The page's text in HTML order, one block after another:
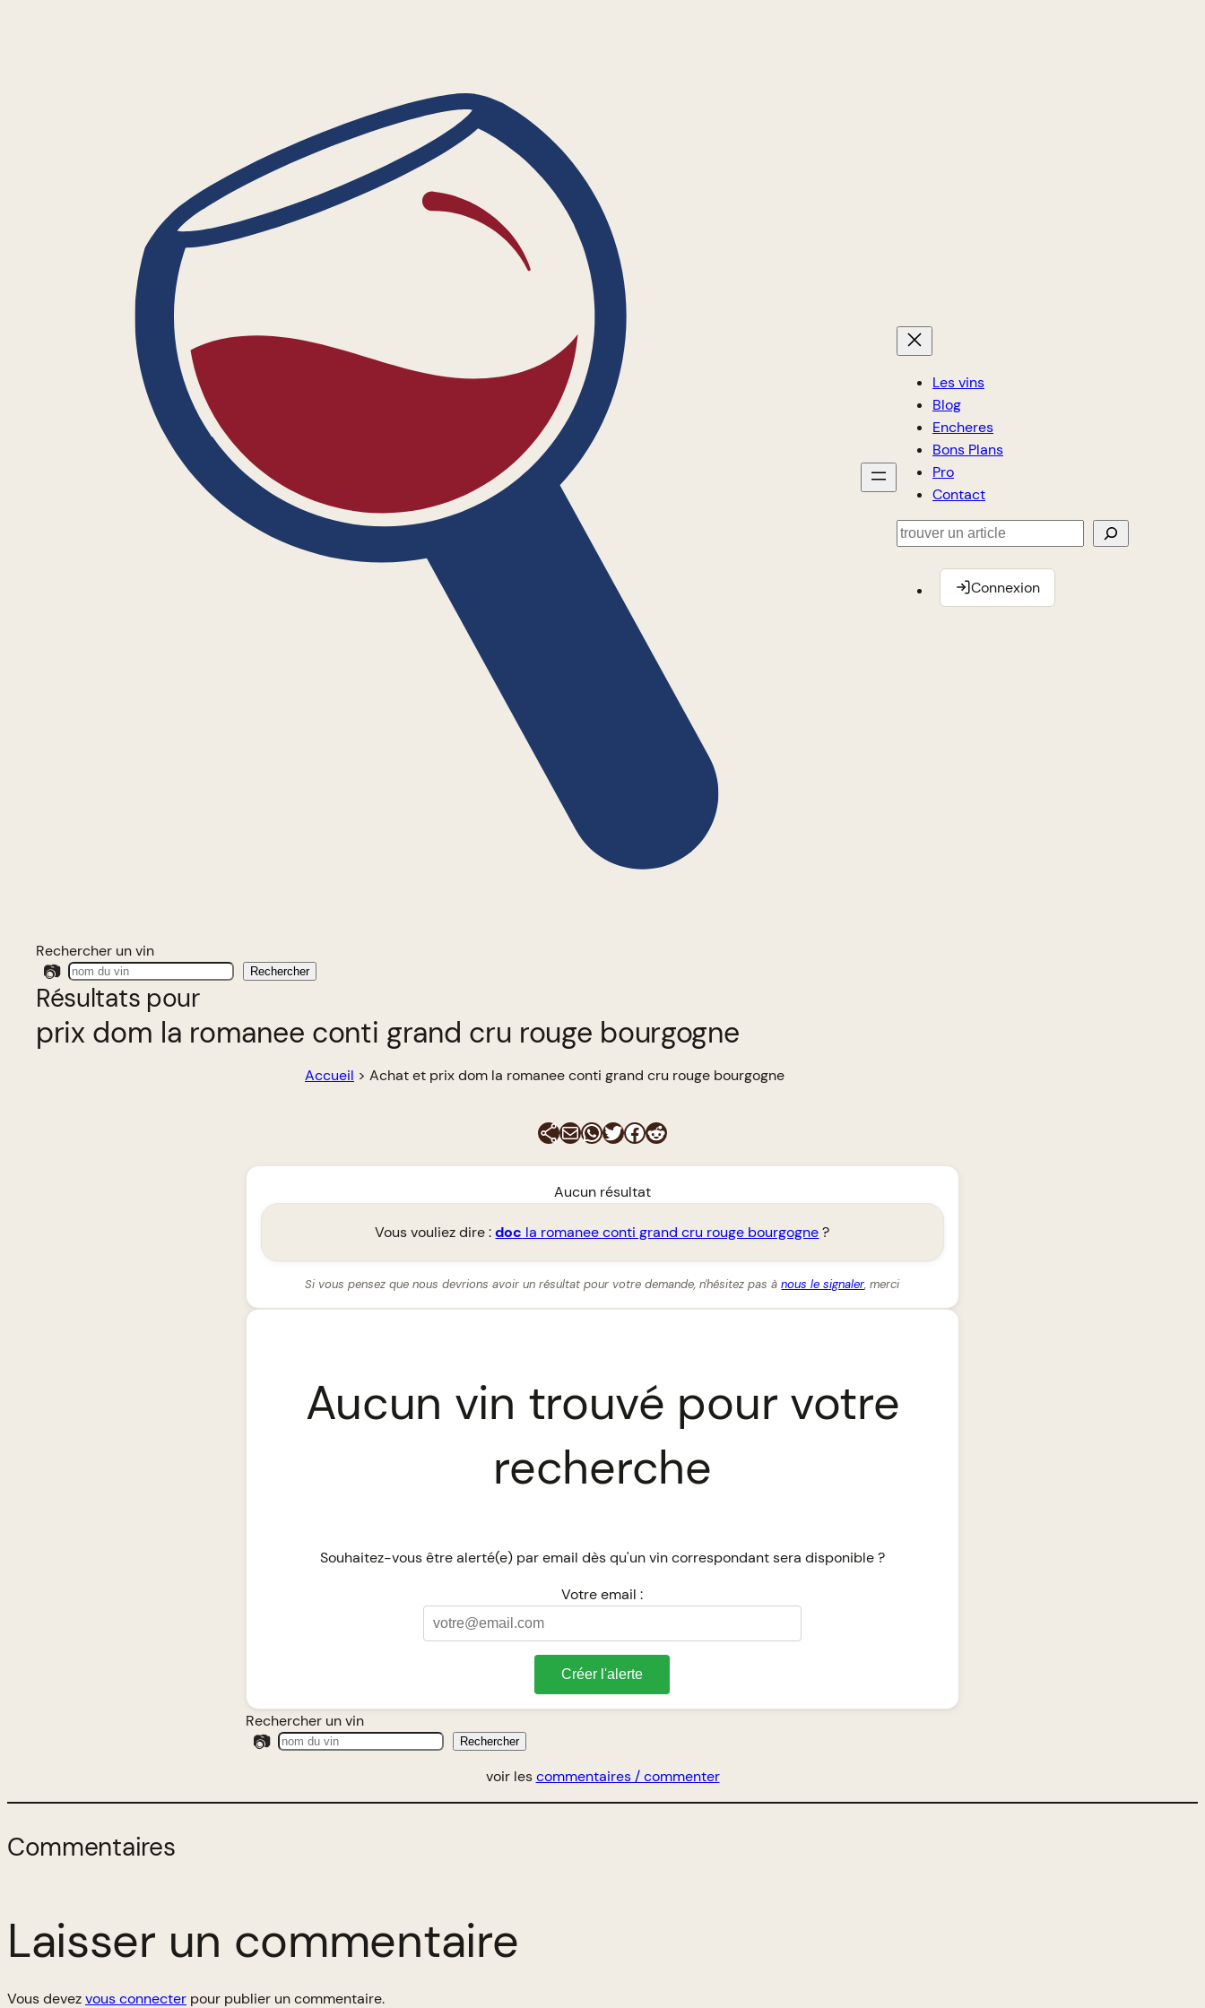
Les vins
Blog
Encheres
Bons Plans
Pro
Contact
Rechercher
Connexion
Rechercher un vin
📷 Rechercher
Résultats pour
prix dom la romanee conti grand cru rouge bourgogne
Accueil > Achat et prix dom la romanee conti grand cru rouge bourgogne
E-mailWhatsApp
Twitter
Facebook
Reddit
Aucun résultat
Vous vouliez dire :doc la romanee conti grand cru rouge bourgogne?
Si vous pensez que nous devrions avoir un résultat pour votre demande, n'hésitez pas ànous le signaler, merci
Aucun vin trouvé pour votre
recherche
Souhaitez-vous être alerté(e) par email dès qu'un vin correspondant sera disponible ?
Votre email :
Créer l'alerte
Rechercher un vin
📷 Rechercher
voir lescommentaires / commenter
Commentaires
Laisser un commentaire
Vous devezvous connecter pour publier un commentaire.